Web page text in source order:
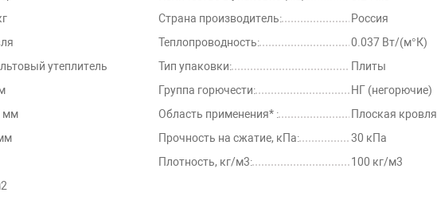
утеплитель
мм
Страна производитель:
Россия
Теплопроводность:
0.037 Вт/(м°К)
Тип упаковки:
Плиты
Группа горючести:
НГ (негорючие)
Область применения* :
Плоская кровля
Прочность на сжатие, кПа:
30 кПа
Плотность, кг/м3:
100 кг/м3